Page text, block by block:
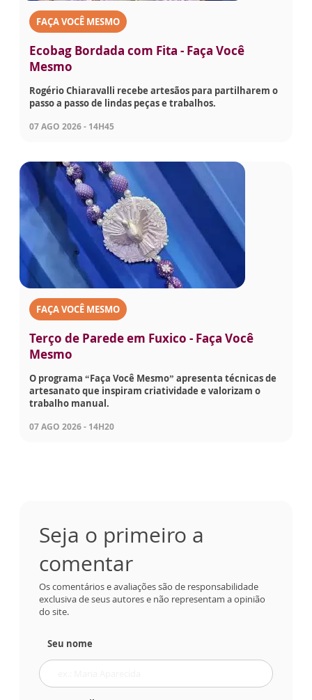
FAÇA VOCÊ MESMO
Ecobag Bordada com Fita - Faça Você
Mesmo
Rogério Chiaravalli recebe artesãos para partilharem o
passo a passo de lindas peças e trabalhos.
07 AGO 2026 - 14H45
FAÇA VOCÊ MESMO
Terço de Parede em Fuxico - Faça Você
Mesmo
O programa “Faça Você Mesmo” apresenta técnicas de
artesanato que inspiram criatividade e valorizam o
trabalho manual.
07 AGO 2026 - 14H20
Seja o primeiro a
comentar
Os comentários e avaliações são de responsabilidade
exclusiva de seus autores e não representam a opinião
do site.
Seu nome